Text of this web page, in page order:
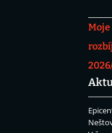
Moje